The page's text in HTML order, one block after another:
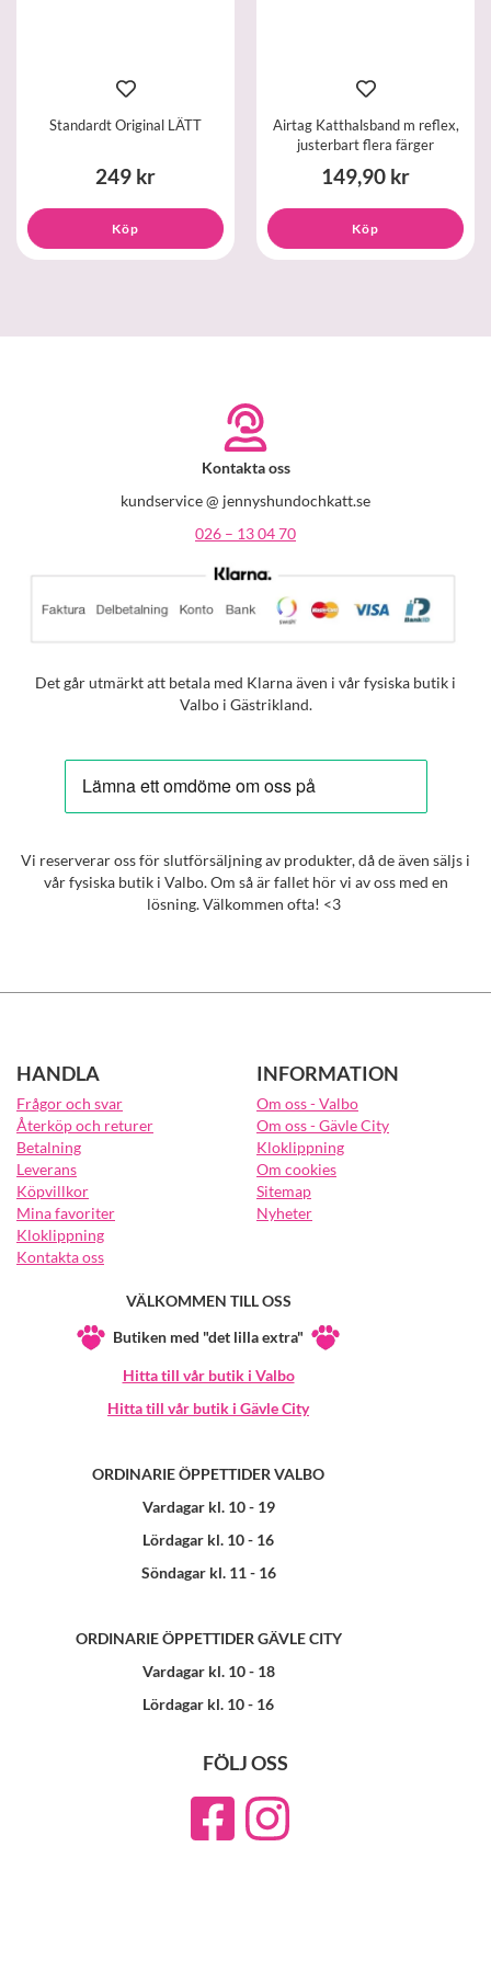
Standardt Original LÄTT
249 kr
Köp
Airtag Katthalsband m reflex,
justerbart flera färger
149,90 kr
Köp
Kontakta oss
kundservice @ jennyshundochkatt.se
026 – 13 04 70
Det går utmärkt att betala med Klarna även i vår fysiska butik i
Valbo i Gästrikland.
Vi reserverar oss för slutförsäljning av produkter, då de även säljs i
vår fysiska butik i Valbo. Om så är fallet hör vi av oss med en
lösning. Välkommen ofta! <3
HANDLA
Frågor och svar
Återköp och returer
Betalning
Leverans
Köpvillkor
Mina favoriter
Kloklippning
Kontakta oss
INFORMATION
Om oss - Valbo
Om oss - Gävle City
Kloklippning
Om cookies
Sitemap
Nyheter
VÄLKOMMEN TILL OSS
Butiken med "det lilla extra"
Hitta till vår butik i Valbo
Hitta till vår butik i Gävle City
ORDINARIE ÖPPETTIDER VALBO
Vardagar kl. 10 - 19
Lördagar kl. 10 - 16
Söndagar kl. 11 - 16
ORDINARIE ÖPPETTIDER GÄVLE CITY
Vardagar kl. 10 - 18
Lördagar kl. 10 - 16
FÖLJ OSS